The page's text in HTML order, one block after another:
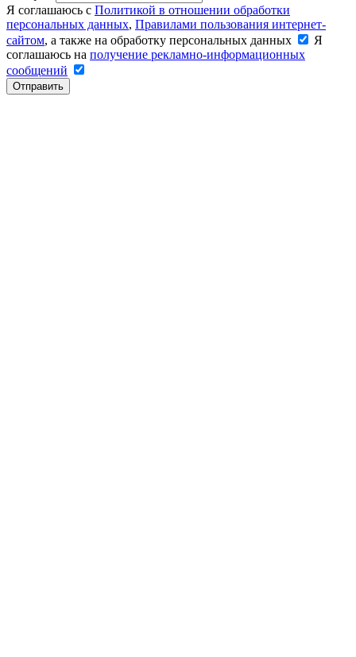
Я соглашаюсь с Политикой в отношении обработки
персональных данных, Правилами пользования интернет-
сайтом, а также на обработку персональных данных
Я
соглашаюсь на получение рекламно-информационных
сообщений
Отправить